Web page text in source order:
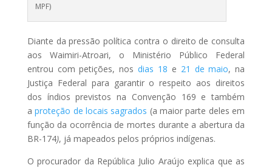
MPF)
Diante da pressão política contra o direito de consulta
aos Waimiri-Atroari, o Ministério Público Federal
entrou com petições, nosdias 18 e 21 de maio, na
Justiça Federal para garantir o respeito aos direitos
dos índios previstos na Convenção 169 e também
aproteção de locais sagrados (a maior parte deles em
função da ocorrência de mortes durante a abertura da
BR-174), já mapeados pelos próprios indígenas.
O procurador da República Julio Araújo explica que as